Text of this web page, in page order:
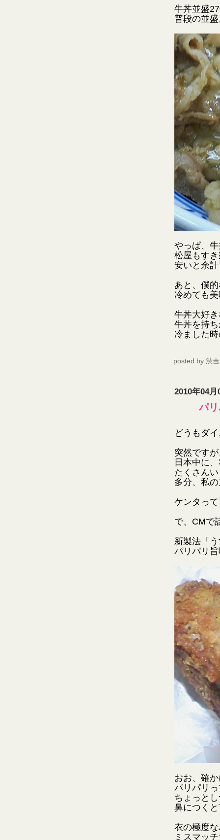
牛丼並盛
普段の並
やっぱ、
松屋もす
安いと余
あと、僕
冷めても
牛丼大好
牛丼を持
冷ました
posted by 渋吉
2010年04月
パ
どうもダ
突然です
日本中に
たくさん
多分、私
ケンタっ
で、CMで
新製法「
パリパリ
おお、確
パリパリ
ちょっと
鼻につく
衣の極度
ミスマッ